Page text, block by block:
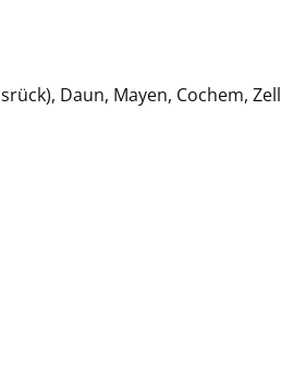
Daun, Mayen, Cochem, Zell